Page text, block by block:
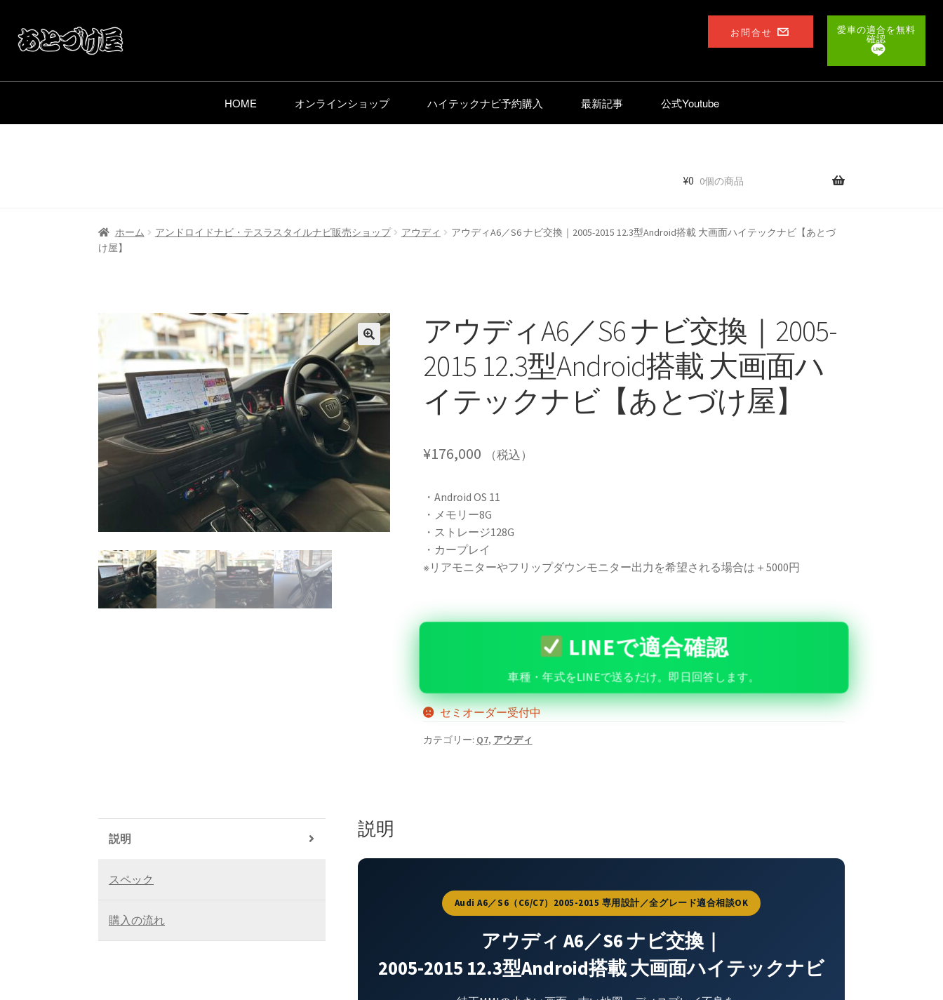
お問合せ 愛車の適合を無料
確認
HOME オンラインショップ ハイテックナビ予約購入 最新記事 公式Youtube
¥0 0個の商品
ホーム アンドロイドナビ・テスラスタイルナビ販売ショップ アウディ
アウディA6／S6 ナビ交換｜2005-2015 12.3型Android搭載 大画面ハイテックナビ【あとづ
け屋】
アウディA6／S6 ナビ交換｜2005-
2015 12.3型Android搭載 大画面ハ
イテックナビ【あとづけ屋】
¥176,000 （税込）
・Android OS 11
・メモリー8G
・ストレージ128G
・カープレイ
※リアモニターやフリップダウンモニター出力を希望される場合は＋5000円
LINEで適合確認
車種・年式をLINEで送るだけ。即日回答します。
セミオーダー受付中
カテゴリー: Q7, アウディ
説明
スペック
購入の流れ
説明
Audi A6／S6（C6/C7）2005-2015 専用設計／全グレード適合相談OK
アウディ A6／S6 ナビ交換｜
2005-2015 12.3型Android搭載 大画面ハイテックナビ